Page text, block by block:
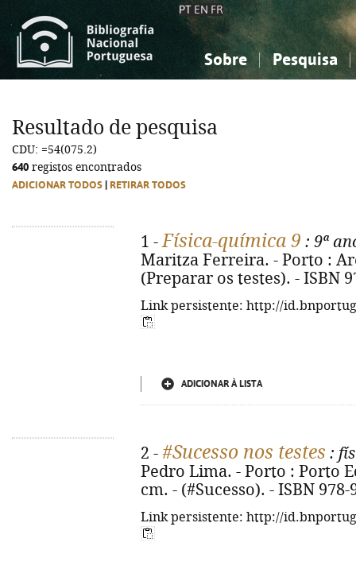
PT EN FR
Sobre Pesquisa
Ciências sociais...
Ciências sociais...
Resultado de pesquisa
CDU: =54(075.2)
640 registos encontrados
ADICIONAR TODOS RETIRAR TODOS
1 -Física-química 9 : 9ª
Maritza Ferreira. - Porto :
(Preparar os testes). - ISBN
Link persistente: http://
ADICIONAR À LISTA
2 - #Sucesso nos testes :
Pedro Lima. - Porto : Porto
cm. - (#Sucesso). - ISBN 978-
Link persistente: http://